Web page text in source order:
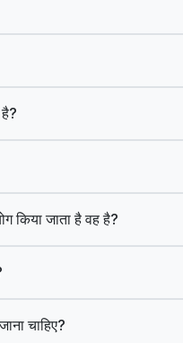
किया जाता है वह है?
चाहिए?